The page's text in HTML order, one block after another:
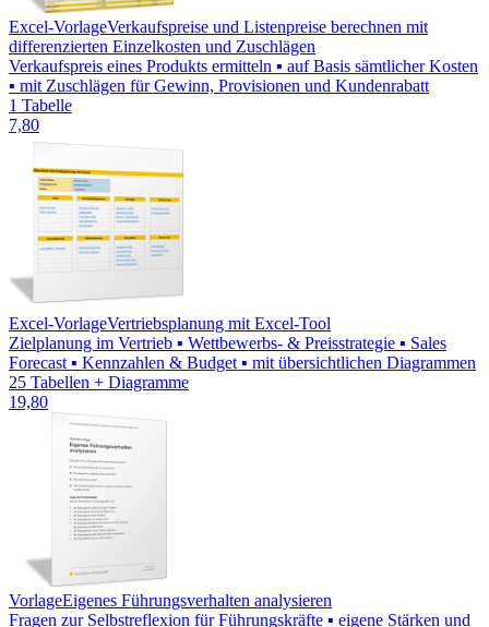
Excel-VorlageVerkaufspreise und Listenpreise berechnen mit
differenzierten Einzelkosten und Zuschlägen
Verkaufspreis eines Produkts ermitteln ▪ auf Basis sämtlicher Kosten
▪ mit Zuschlägen für Gewinn, Provisionen und Kundenrabatt
1 Tabelle
7,80
Excel-VorlageVertriebsplanung mit Excel-Tool
Zielplanung im Vertrieb ▪ Wettbewerbs- & Preisstrategie ▪ Sales
Forecast ▪ Kennzahlen & Budget ▪ mit übersichtlichen Diagrammen
25 Tabellen + Diagramme
19,80
VorlageEigenes Führungsverhalten analysieren
Fragen zur Selbstreflexion für Führungskräfte ▪ eigene Stärken und